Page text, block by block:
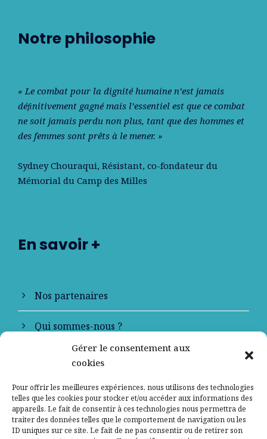
Gérer le consentement aux
cookies
Pour offrir les meilleures expériences, nous utilisons des technologies
telles que les cookies pour stocker et/ou accéder aux informations des
appareils. Le fait de consentir à ces technologies nous permettra de
traiter des données telles que le comportement de navigation ou les
ID uniques sur ce site. Le fait de ne pas consentir ou de retirer son
Notre philosophie
« Le combat pour la dignité humaine n’est jamais
déﬁnitivement gagné mais l’essentiel est que ce combat
ne soit jamais perdu non plus, tant que des hommes et
des femmes sont prêts à le mener. »
Sydney Chouraqui, Résistant, co-fondateur du
Mémorial du Camp des Milles
En savoir +
Nos partenaires
Qui sommes-nous ?
Contactez-nous
Mentions légales
Politique de confidentialité